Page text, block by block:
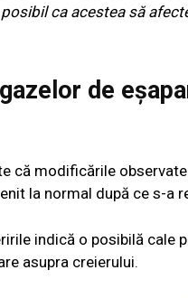
ca acestea să
de
că modificările
la normal după ce s-a
indică o posibilă cale
asupra creierului.